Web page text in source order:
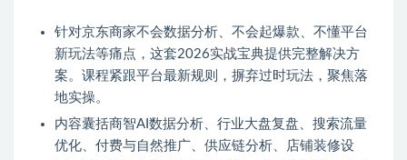
针对京东商家不会数据分析、不会起爆款、不懂平台
新玩法等痛点，这套2026实战宝典提供完整解决方
案。课程紧跟平台最新规则，摒弃过时玩法，聚焦落
地实操。
内容囊括商智AI数据分析、行业大盘复盘、搜索流量
优化、付费与自然推广、供应链分析、店铺装修设